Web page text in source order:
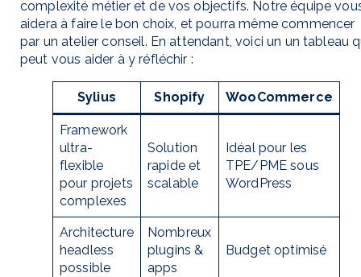
complexité métier et de vos objectifs. Notre équipe
aidera à faire le bon choix, et pourra même commencer
par un atelier conseil. En attendant, voici un un tableau
peut vous aider à y réfléchir :
Sylius Shopify WooCommerce
Framework
ultra-
flexible
pour projets
complexes
Solution
rapide et
scalable
Idéal pour les
TPE/PME sous
WordPress
Architecture
headless
possible
Nombreux
plugins &
apps
Budget optimisé